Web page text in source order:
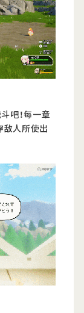
吧！每一章
敌人所使出